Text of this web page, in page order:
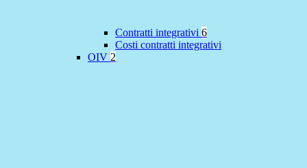
Contratti integrativi 6
Costi contratti integrativi
OIV 2